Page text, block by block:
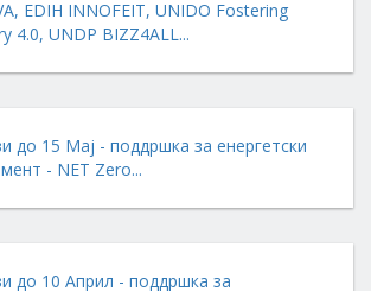
EDIH INNOFEIT, UNIDO Fostering
4.0, UNDP BIZZ4ALL...
до 15 Мај - поддршка за енергетски
- NET Zero...
до 10 Април - поддршка за